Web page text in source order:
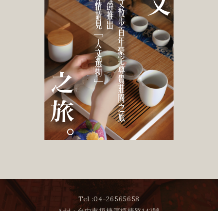
Tel :04-26565658